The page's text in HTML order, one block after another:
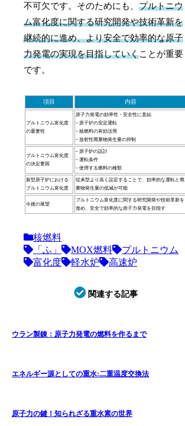
不可欠です。そのためにも、プルトニウ
ム富化度に関する研究開発や技術革新を
継続的に進め、より安全で効率的な原子
力発電の実現を目指していくことが重要
です。
項目 内容
プルトニウム富化度
の重要性
原子力発電の効率性・安全性に直結
– 原子炉の安定運転
– 核燃料の有効活用
– 放射性廃棄物発生量の抑制
プルトニウム富化度
の決定要因
– 原子炉の設計
– 運転条件
– 使用する燃料の種類
新型原子炉における
プルトニウム富化度
従来型より高く設定することで、効率的な運転と廃
棄物発生量の低減が可能
今後の展望
プルトニウム富化度に関する研究開発や技術革新を
進め、安全で効率的な原子力発電を目指す
核燃料
「ふ」
MOX燃料
プルトニウム
富化度
軽水炉 高速炉
関連する記事
ウラン製錬：原子力発電の燃料を作るまで
エネルギー源としての重水:二重温度交換法
原子力の鍵！知られざる重水素の世界